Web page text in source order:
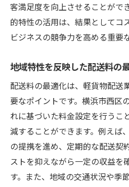
客満足度を向上させることがで
的特性の活用は、結果としてコ
ビジネスの競争力を高める重要
地域特性を反映した配送料の
配送料の最適化は、軽貨物配送
要なポイントです。横浜市西区
れに基づいた料金設定を行うこ
減することができます。例えば
の提携を進め、定期的な配送契
ストを抑えながら一定の収益を
す。また、地域の交通状況や季